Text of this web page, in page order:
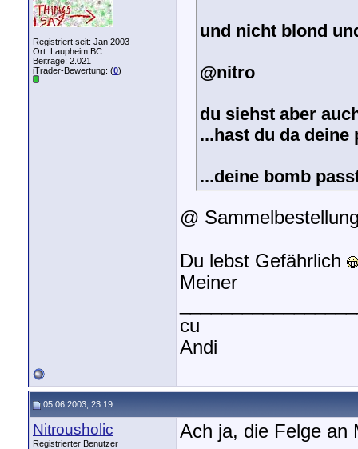
Registriert seit: Jan 2003
Ort: Laupheim BC
Beiträge: 2.021
iTrader-Bewertung: (0)
und nicht blond
@nitro
du siehst aber
...hast du da
...deine bomb
@
Du lebst Gefährlich
Meiner
cu
Andi
05.06.2003, 23:19
Nitrousholic
Registrierter Benutzer
Ach ja, die Felge an